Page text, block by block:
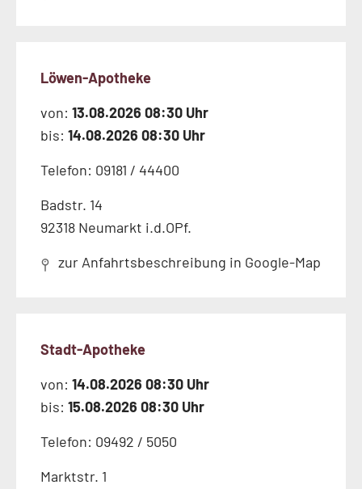
Löwen-Apotheke
von: 13.08.2026 08:30 Uhr
bis: 14.08.2026 08:30 Uhr
Telefon: 09181 / 44400
Badstr. 14
92318 Neumarkt i.d.OPf.
zur Anfahrtsbeschreibung in Google-Map
Stadt-Apotheke
von: 14.08.2026 08:30 Uhr
bis: 15.08.2026 08:30 Uhr
Telefon: 09492 / 5050
Marktstr. 1